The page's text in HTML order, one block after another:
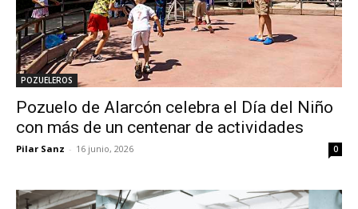
POZUELEROS
Pozuelo de Alarcón celebra el Día del Niño
con más de un centenar de actividades
Pilar Sanz - 16 junio, 2026 0